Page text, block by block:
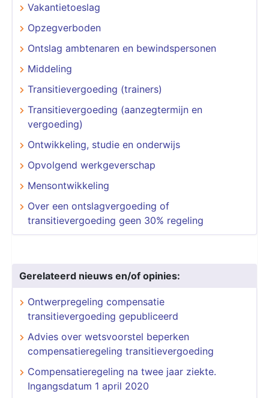
Vakantietoeslag
Opzegverboden
Ontslag ambtenaren en bewindspersonen
Middeling
Transitievergoeding (trainers)
Transitievergoeding (aanzegtermijn en
vergoeding)
Ontwikkeling, studie en onderwijs
Opvolgend werkgeverschap
Mensontwikkeling
Over een ontslagvergoeding of
transitievergoeding geen 30% regeling
Gerelateerd nieuws en/of opinies:
Ontwerpregeling compensatie
transitievergoeding gepubliceerd
Advies over wetsvoorstel beperken
compensatieregeling transitievergoeding
Compensatieregeling na twee jaar ziekte.
Ingangsdatum 1 april 2020